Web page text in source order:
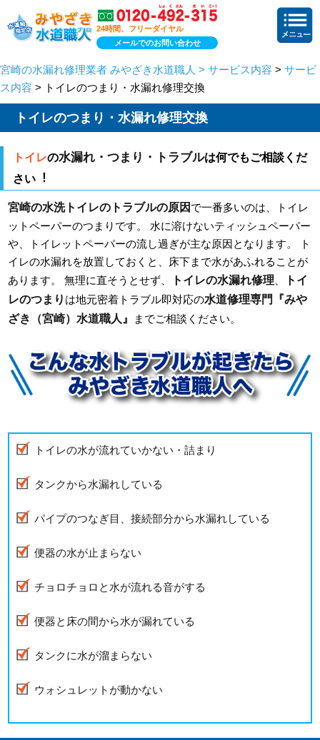
24時間、フリーダイヤル
メールでのお問い合わせ
宮崎の水漏れ修理業者 みやざき水道職人 > サービス内容 > サービ
ス内容 > トイレのつまり・水漏れ修理交換
トイレのつまり・水漏れ修理交換
トイレの水漏れ・つまり・トラブルは何でもご相談くだ
さい︕
宮崎の水洗トイレのトラブルの原因 で一番多いのは、トイレ
ットペーパーのつまりです。 水に溶けないティッシュペーパー
や、トイレットペーパーの流し過ぎが主な原因となります。 ト
イレの水漏れを放置しておくと、床下まで水があふれることが
あります。 無理に直そうとせず、
トイレの水漏れ修理
トイ
レのつまり は地元密着トラブル即対応の水道修理専門『みや
ざき（宮崎）水道職人』
までご相談ください。
トイレの水が流れていかない・詰まり
タンクから水漏れしている
パイプのつなぎ目、接続部分から水漏れしている
便器の水が止まらない
チョロチョロと水が流れる音がする
便器と床の間から水が漏れている
タンクに水が溜まらない
ウォシュレットが動かない